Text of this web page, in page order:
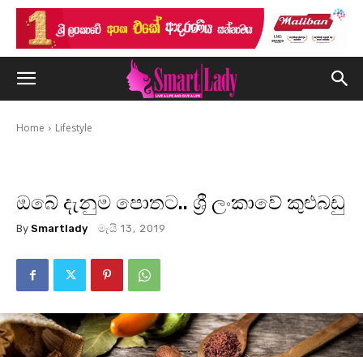
Home Lifestyle
ඔබේ දැනුම පොතට.. ශ්‍රී ලංකාවේ කුළුබඩු
By Smartlady මැයි 13, 2019